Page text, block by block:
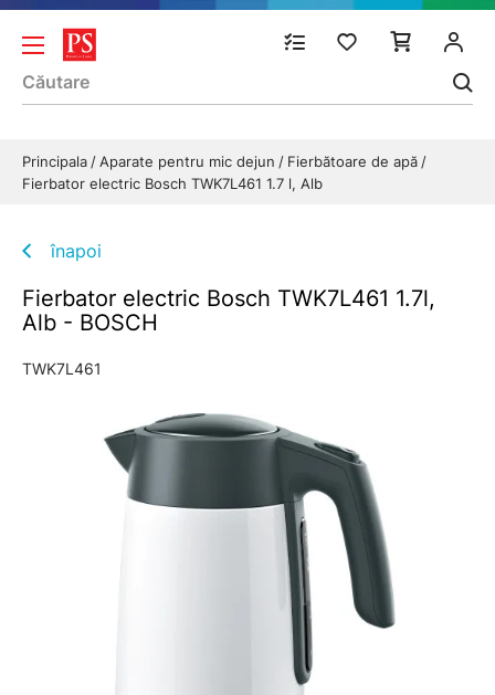
Principala Aparate pentru mic dejun
Fierbătoare de apă
Fierbator electric Bosch TWK7L461 1.7 l, Alb
înapoi
Fierbator electric Bosch TWK7L461 1.7l,
Alb - BOSCH
TWK7L461